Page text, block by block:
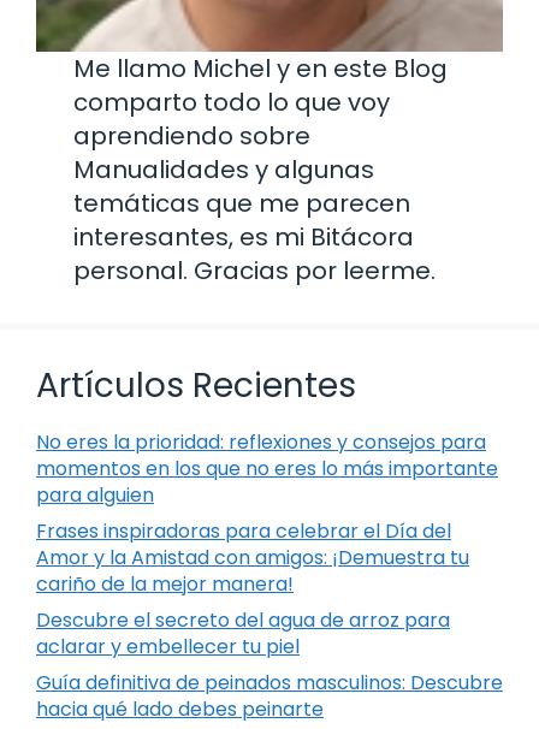
Me llamo Michel y en este Blog
comparto todo lo que voy
aprendiendo sobre
Manualidades y algunas
temáticas que me parecen
interesantes, es mi Bitácora
personal. Gracias por leerme.
Artículos Recientes
No eres la prioridad: reflexiones y consejos para
momentos en los que no eres lo más importante
para alguien
Frases inspiradoras para celebrar el Día del
Amor y la Amistad con amigos: ¡Demuestra tu
cariño de la mejor manera!
Descubre el secreto del agua de arroz para
aclarar y embellecer tu piel
Guía definitiva de peinados masculinos: Descubre
hacia qué lado debes peinarte